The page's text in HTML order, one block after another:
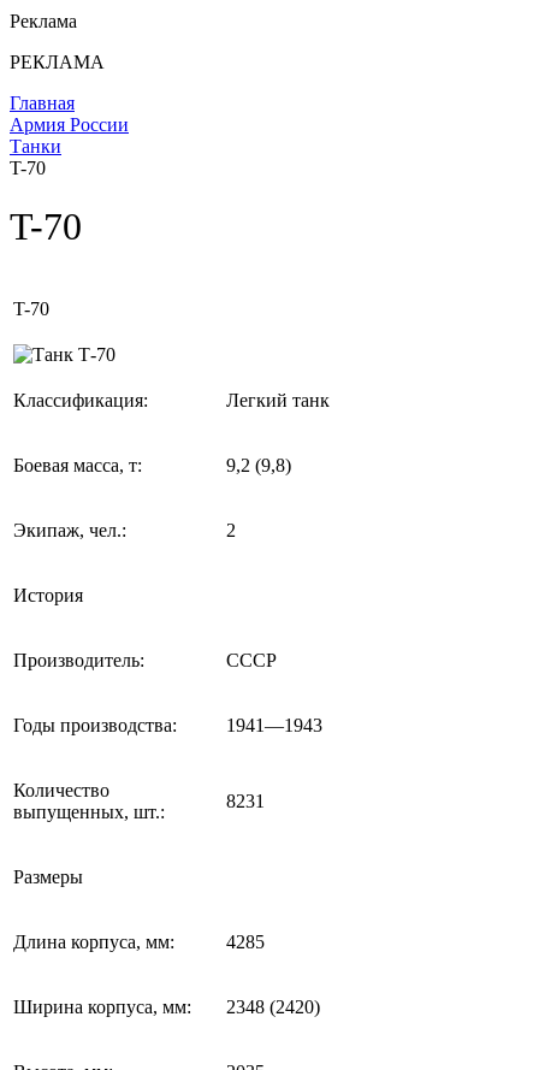
Реклама
РЕКЛАМА
Главная
Армия России
Танки
T-70
T-70
T-70
Классификация: Легкий танк
Боевая масса, т: 9,2 (9,8)
Экипаж, чел.: 2
История
Производитель: СССР
Годы производства: 1941—1943
Количество
выпущенных, шт.:
8231
Размеры
Длина корпуса, мм: 4285
Ширина корпуса, мм: 2348 (2420)